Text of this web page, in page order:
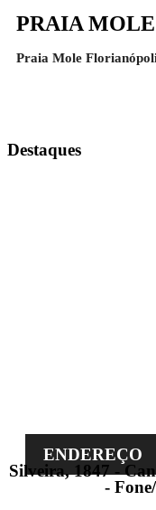
PRAIA MOLE
Praia Mole
Destaques
ENDEREÇO
Silveira, 1847 -
-